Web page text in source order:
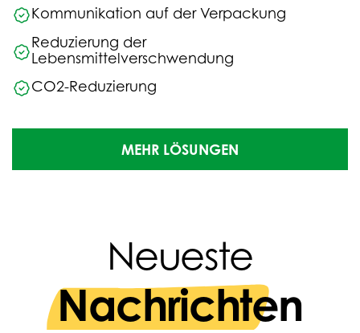
Kommunikation auf der Verpackung
Reduzierung der
Lebensmittelverschwendung
CO2-Reduzierung
MEHR LÖSUNGEN
Neueste
Nachrichten